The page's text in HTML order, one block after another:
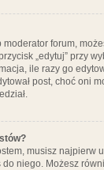
forum,
„edytuj” przy
ile razy go
post, choć oni
musisz najpierw
do niego. Możesz